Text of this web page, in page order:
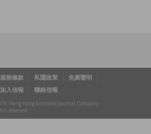
服務條款 私隱政策
免責聲明
加入信報 聯絡信報
Hong Kong Economic Journal Company
reserved.